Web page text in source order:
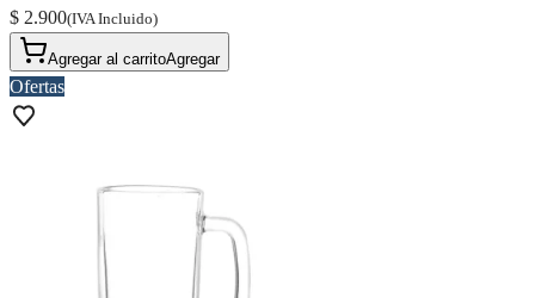
$ 2.900(IVA Incluido)
Agregar al carritoAgregar
Ofertas